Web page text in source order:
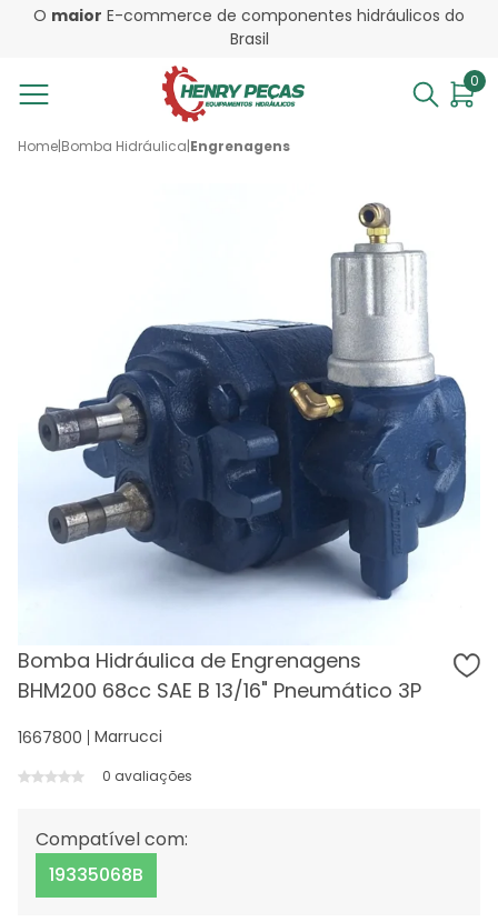
O maior E-commerce de componentes hidráulicos do
Brasil
0
Home|Bomba Hidráulica|Engrenagens
Bomba Hidráulica de Engrenagens
BHM200 68cc SAE B 13/16" Pneumático 3P
1667800 Marrucci
0 avaliações
Compatível com:
19335068B